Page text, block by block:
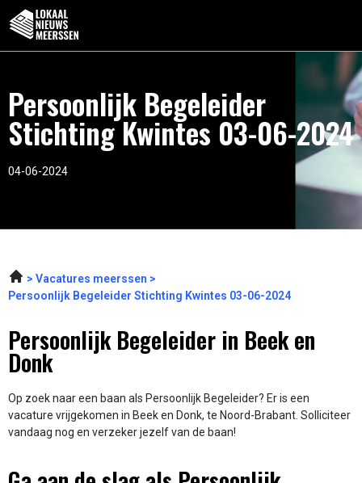
Persoonlijk Begeleider
Stichting Kwintes 03-06-2024
04-06-2024
Vacatures meerssen
Persoonlijk Begeleider Stichting Kwintes 03-06-2024
Persoonlijk Begeleider in Beek en
Donk
Op zoek naar een baan als Persoonlijk Begeleider? Er is een
vacature vrijgekomen in Beek en Donk, te Noord-Brabant. Solliciteer
vandaag nog en verzeker jezelf van de baan!